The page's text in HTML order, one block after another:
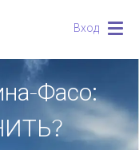
Вход
Фасо: